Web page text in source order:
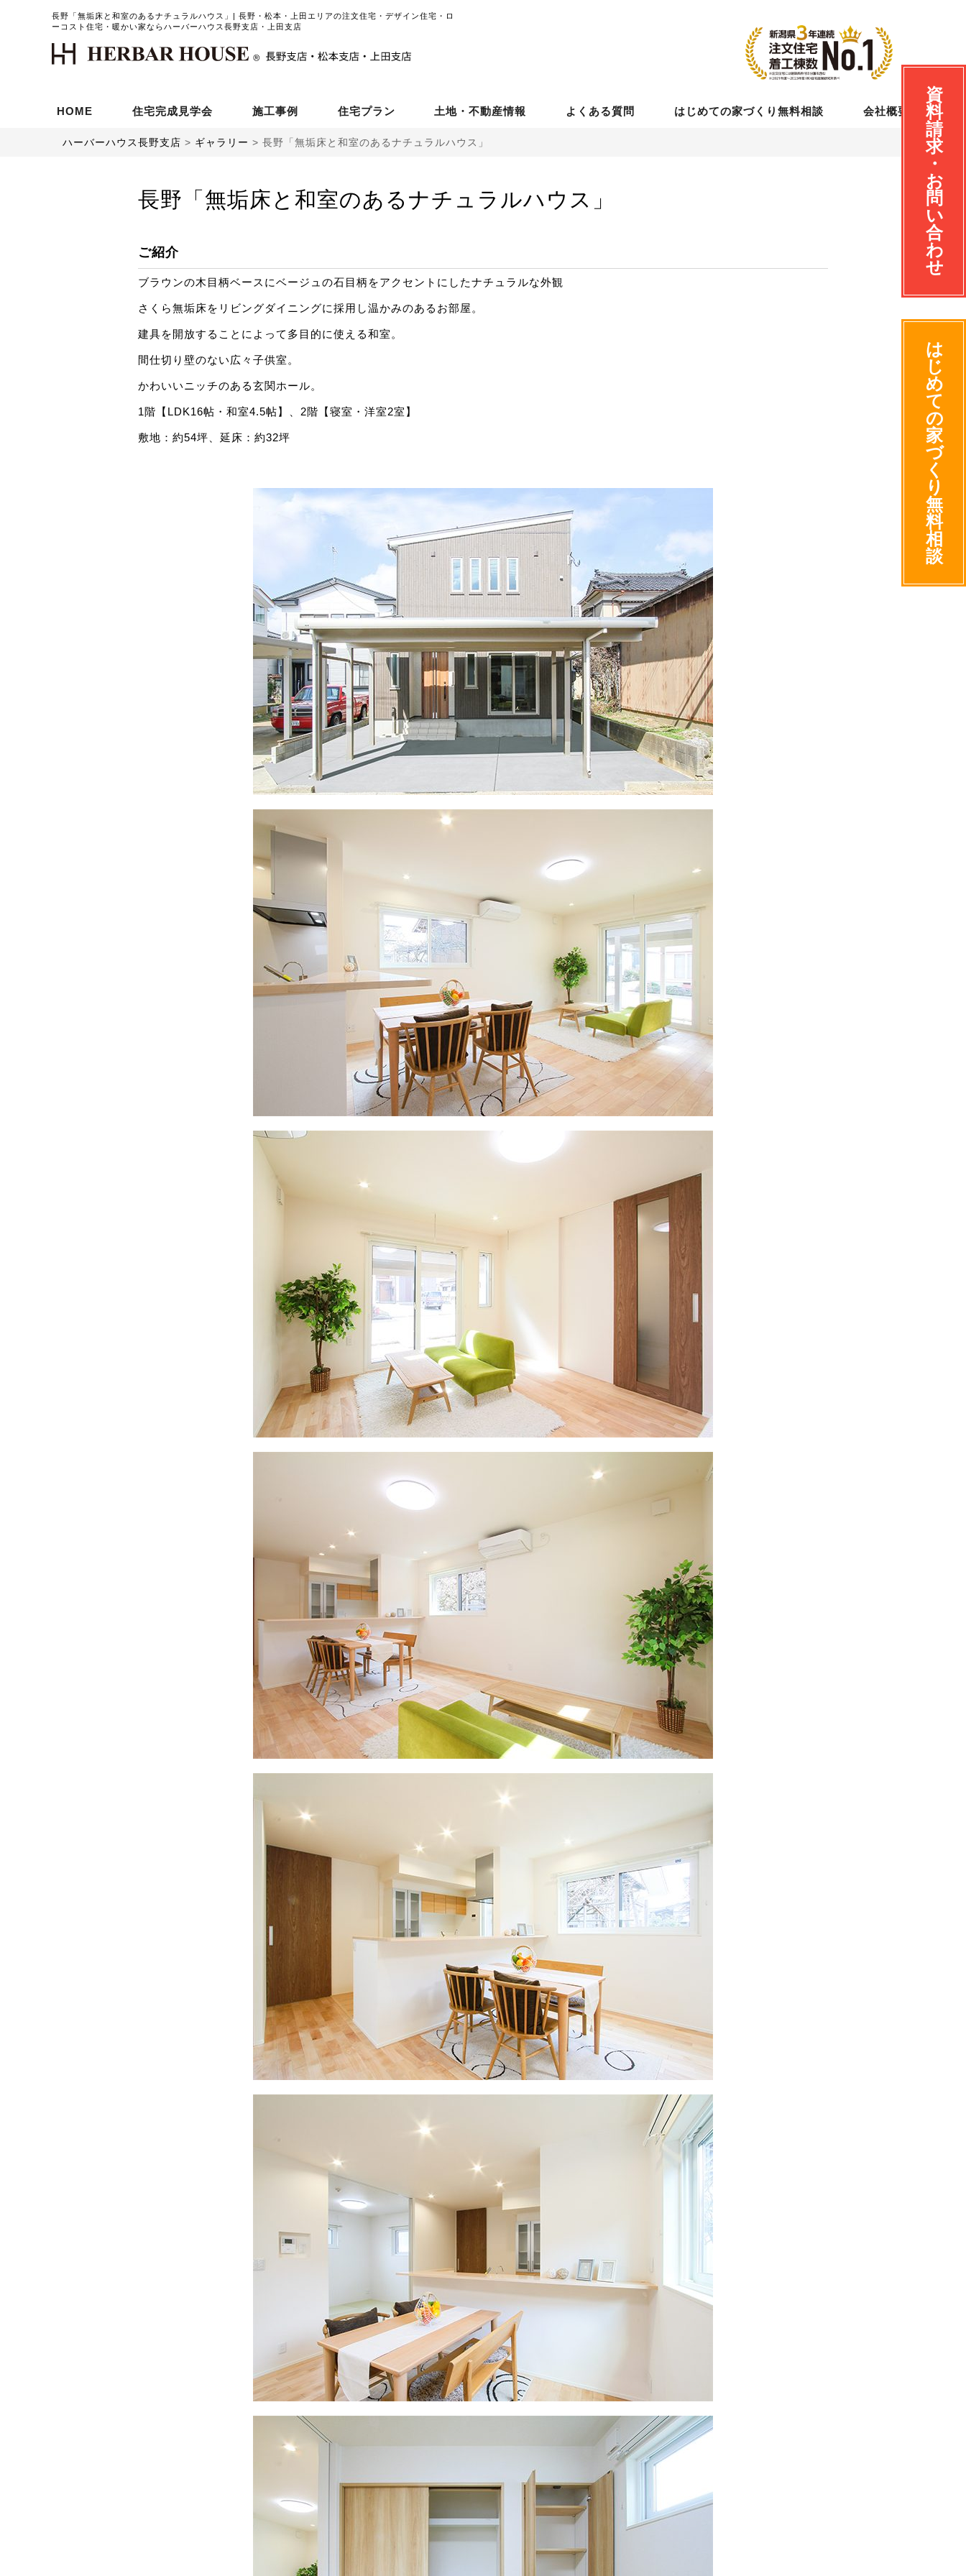
長野「無垢床と和室のあるナチュラルハウス」| 長野・松本・上田エリアの注文住宅・デザイン住宅・ロ
ーコスト住宅・暖かい家ならハーバーハウス長野支店・上田支店
HOME 住宅完成見学会 施工事例 住宅プラン 土地・不動産情報 よくある質問 はじめての家づくり無料相談 会社概要
ハーバーハウス長野支店 > ギャラリー > 長野「無垢床と和室のあるナチュラルハウス」
長野「無垢床と和室のあるナチュラルハウス」
ご紹介
ブラウンの木目柄ベースにベージュの石目柄をアクセントにしたナチュラルな外観
さくら無垢床をリビングダイニングに採用し温かみのあるお部屋。
建具を開放することによって多目的に使える和室。
間仕切り壁のない広々子供室。
かわいいニッチのある玄関ホール。
1階【LDK16帖・和室4.5帖】、2階【寝室・洋室2室】
敷地：約54坪、延床：約32坪
資
料
請
求
・
お
問
い
合
わ
せ
は
じ
め
て
の
家
づ
く
り
無
料
相
談